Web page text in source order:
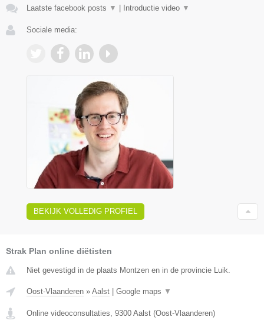
Laatste facebook posts ▼ | Introductie video ▼
Sociale media:
BEKIJK VOLLEDIG PROFIEL
Strak Plan online diëtisten
Niet gevestigd in de plaats Montzen en in de provincie Luik.
Oost-Vlaanderen » Aalst Google maps ▼
Online videoconsultaties, 9300 Aalst (Oost-Vlaanderen)